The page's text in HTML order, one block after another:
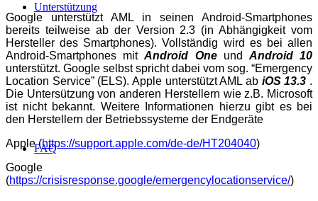
Unterstützung
FAQ
Google unterstützt AML in seinen Android-Smartphones
bereits teilweise ab der Version 2.3 (in Abhängigkeit vom
Hersteller des Smartphones). Vollständig wird es bei allen
Android-Smartphones mitAndroid Oneund Android 10
unterstützt. Google selbst spricht dabei vom sog. “Emergency
Location Service” (ELS). Apple unterstützt AML ab iOS 13.3 .
Die Untersützung von anderen Herstellern wie z.B. Microsoft
ist nicht bekannt. Weitere Informationen hierzu gibt es bei
den Herstellern der Betriebssysteme der Endgeräte
Apple (https://support.apple.com/de-de/HT204040)
Google
(https://crisisresponse.google/emergencylocationservice/)